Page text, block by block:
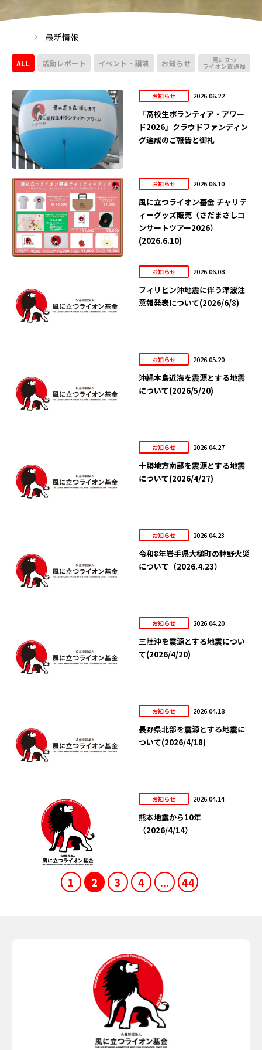
最新情報
ALL 活動レポート イベント・講演 お知らせ 風に立つ
ライオン放送局
お知らせ 2026.06.22
「高校生ボランティア・アワー
ド2026」クラウドファンディン
グ達成のご報告と御礼
お知らせ 2026.06.10
風に立つライオン基金 チャリテ
ィーグッズ販売（さだまさしコ
ンサートツアー2026）
(2026.6.10)
お知らせ 2026.06.08
フィリピン沖地震に伴う津波注
意報発表について(2026/6/8)
お知らせ 2026.05.20
沖縄本島近海を震源とする地震
について(2026/5/20)
お知らせ 2026.04.27
十勝地方南部を震源とする地震
について(2026/4/27)
お知らせ 2026.04.23
令和8年岩手県大槌町の林野火災
について（2026.4.23）
お知らせ 2026.04.20
三陸沖を震源とする地震につい
て(2026/4/20)
お知らせ 2026.04.18
長野県北部を震源とする地震に
ついて(2026/4/18)
お知らせ 2026.04.14
熊本地震から10年
（2026/4/14）
1 2 3 4 ... 44